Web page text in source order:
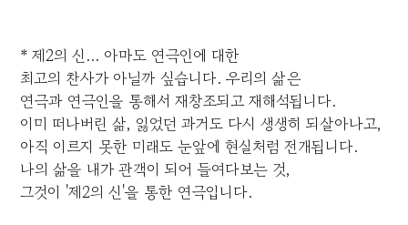
* 제2의 신... 아마도 연극인에 대한
최고의 찬사가 아닐까 싶습니다. 우리의 삶은
연극과 연극인을 통해서 재창조되고 재해석됩니다.
이미 떠나버린 삶, 잃었던 과거도 다시 생생히 되살아나고,
아직 이르지 못한 미래도 눈앞에 현실처럼 전개됩니다.
나의 삶을 내가 관객이 되어 들여다보는 것,
그것이 '제2의 신'을 통한 연극입니다.